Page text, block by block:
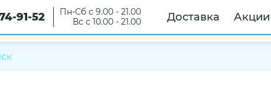
91-52
Пн-Сб с 9.00 - 21.00
Вс с 10.00 - 21.00
Доставка Акции